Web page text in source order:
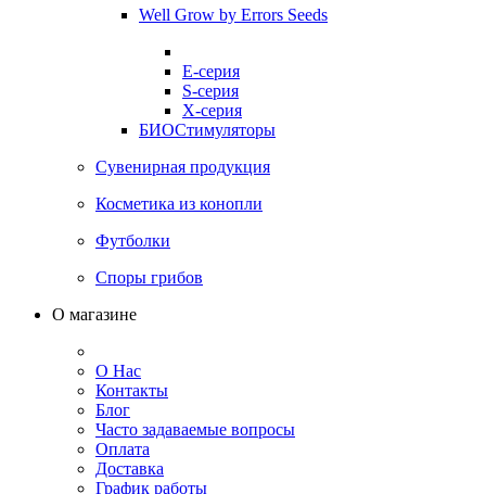
Well Grow by Errors Seeds
E-серия
S-серия
X-серия
БИОСтимуляторы
Сувенирная продукция
Косметика из конопли
Футболки
Споры грибов
О магазине
О Нас
Контакты
Блог
Часто задаваемые вопросы
Оплата
Доставка
График работы